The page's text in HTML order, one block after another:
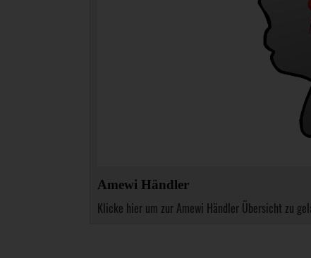
Amewi Händler
Klicke hier um zur Amewi Händler Übersicht zu